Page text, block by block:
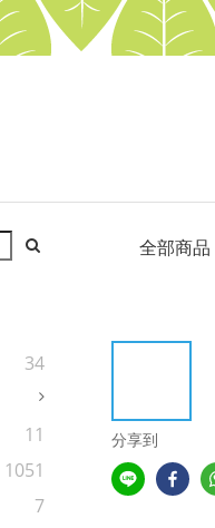
34
11
1051
7
全部商品
分享到